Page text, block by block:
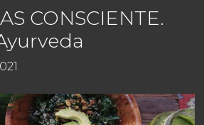
CONSCIENTE.